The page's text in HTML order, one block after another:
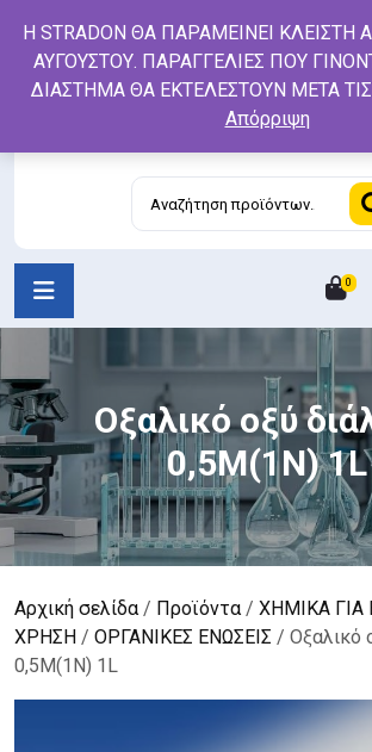
content
Αναζήτηση
0
Οξαλικό οξύ
0,5Μ(1Ν) 1L
Αρχική σελίδα/ Προϊόντα/ ΧΗΜΙΚΑ ΓΙΑ
ΧΡΗΣΗ / ΟΡΓΑΝΙΚΕΣ ΕΝΩΣΕΙΣ / Οξαλικό
0,5Μ(1Ν) 1L
Η STRADON ΘΑ ΠΑΡΑΜΕΙΝΕΙ ΚΛΕΙΣΤΗ
ΑΥΓΟΥΣΤΟΥ. ΠΑΡΑΓΓΕΛΙΕΣ ΠΟΥ
ΔΙΑΣΤΗΜΑ ΘΑ ΕΚΤΕΛΕΣΤΟΥΝ ΜΕΤΑ
Απόρριψη